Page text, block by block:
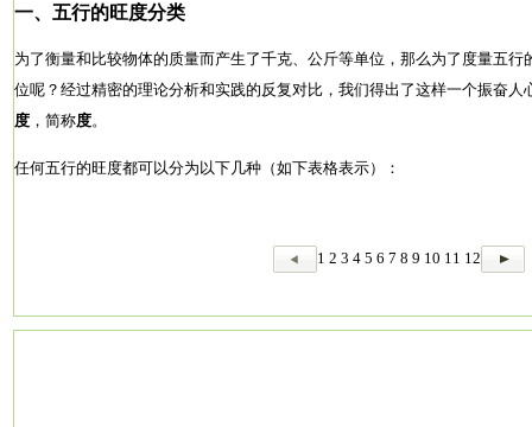
一、五行的旺度分类
为了衡量和比较物体的质量而产生了千克、公斤等单位，那么为了度量五
位呢？经过精密的理论分析和实践的反复对比，我们得出了这样一个振奋人
度 ，简称度。
任何五行的旺度都可以分为以下几种（如下表格表示）：
1 2 3 4 5 6 7 8 9 10 11 12